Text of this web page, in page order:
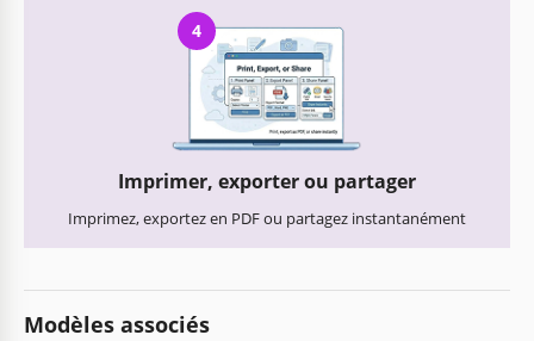
4
Imprimer, exporter ou partager
Imprimez, exportez en PDF ou partagez instantanément
Modèles associés